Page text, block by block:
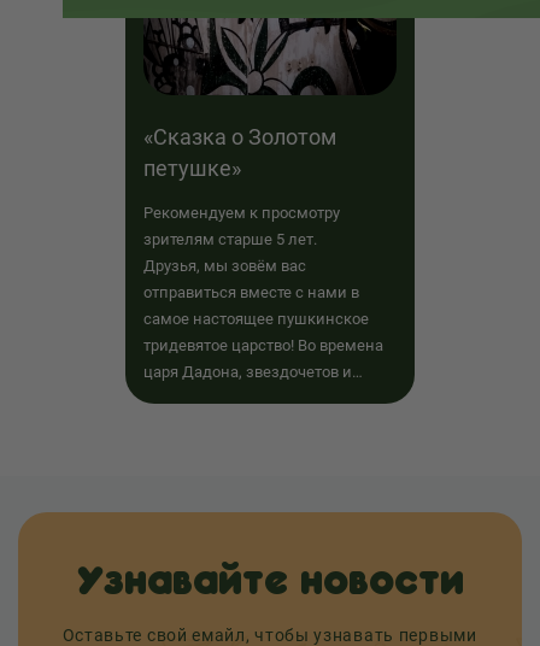
«Сказка о Золотом
петушке»
Рекомендуем к просмотру
зрителям старше 5 лет.
Друзья, мы зовём вас
отправиться вместе с нами в
самое настоящее пушкинское
тридевятое царство! Во времена
царя Дадона, звездочетов и
Шамаханской царицы!
Узнавайте новости
Оставьте свой емайл, чтобы узнавать первыми